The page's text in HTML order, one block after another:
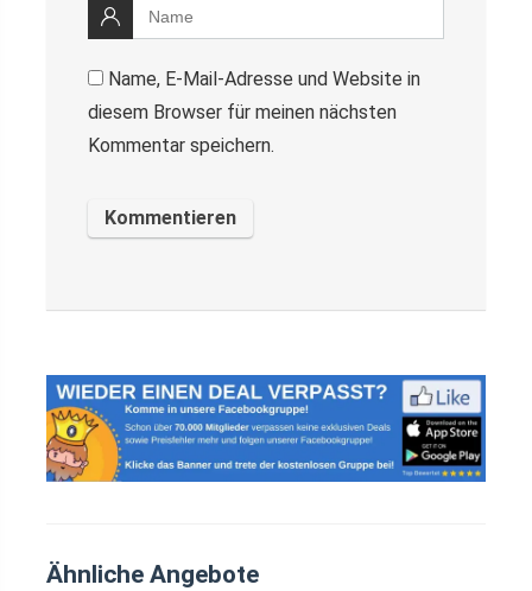
Name, E-Mail-Adresse und Website in
diesem Browser für meinen nächsten
Kommentar speichern.
Ähnliche Angebote